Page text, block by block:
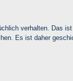
verhalten. Das
Es ist daher